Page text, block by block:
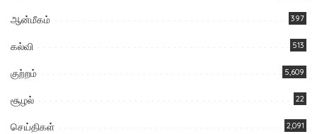
ஆன்மீகம் 397
கல்வி 513
குற்றம் 5,609
சூழல் 22
செய்திகள் 2,091